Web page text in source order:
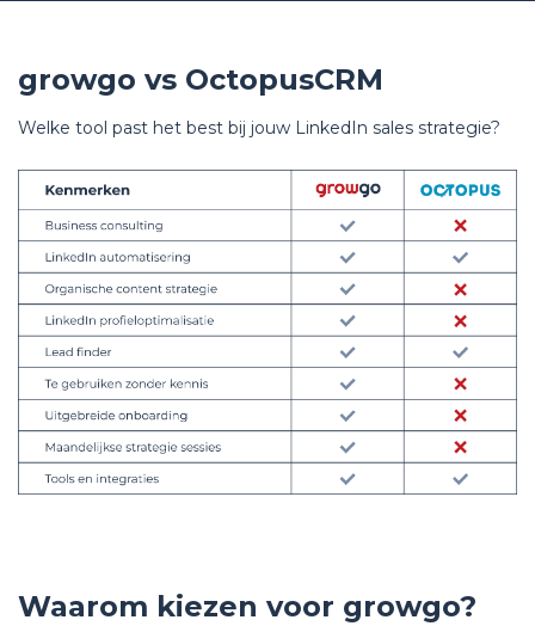
growgo vs OctopusCRM
Welke tool past het best bij jouw LinkedIn sales strategie?
Waarom kiezen voor growgo?